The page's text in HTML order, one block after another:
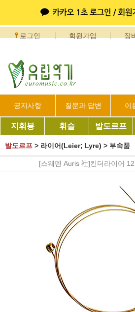
로그인 회원가입 장
공지사항 질문과 답변 이
지휘봉 휘슬 발도르프
발도르프 > 라이어(Leier; Lyre) > 부속품
[스웨덴 Auris 社]킨더라이어